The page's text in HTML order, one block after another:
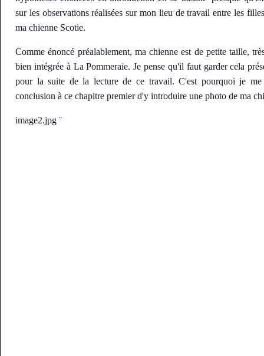
sur les observations réalisées sur mon lieu de travail entre les
ma chienne Scotie.
Comme énoncé préalablement, ma chienne est de petite taille,
bien intégrée à La Pommeraie. Je pense qu'il faut garder cela
pour la suite de la lecture de ce travail. C'est pourquoi je me
conclusion à ce chapitre premier d'y introduire une photo de ma
image2.jpg ¨